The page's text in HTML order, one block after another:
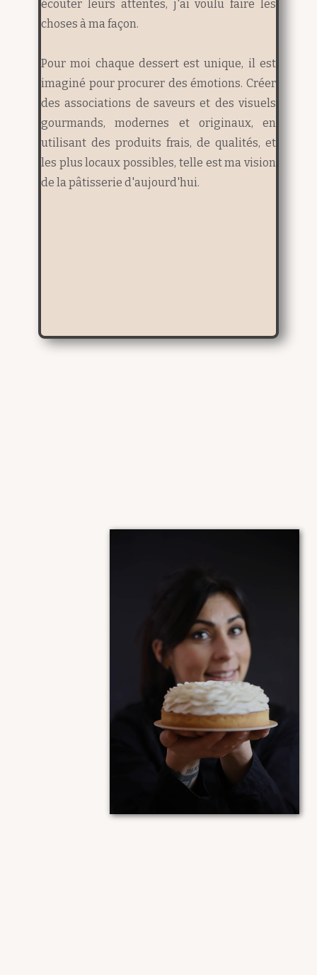
écouter leurs attentes, j'ai voulu faire les
choses à ma façon.
Pour moi chaque dessert est unique, il est
imaginé pour procurer des émotions. Créer
des associations de saveurs et des visuels
gourmands, modernes et originaux, en
utilisant des produits frais, de qualités, et
les plus locaux possibles, telle est ma vision
de la pâtisserie d'aujourd'hui.